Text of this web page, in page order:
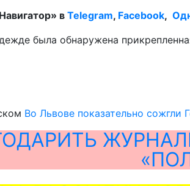
в Telegram, Facebook,
была обнаружена
Во Львове показательно сожгли